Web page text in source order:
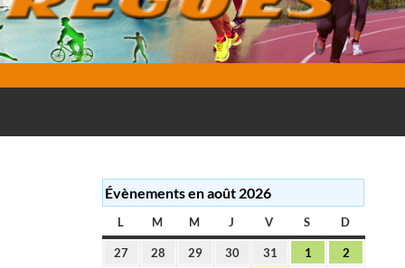
Évènements en août 2026
L LUNDI
M MARDI
M MERCREDI
J JEUDI
V VENDREDI
S SAMEDI
D
27 28 29 30 31 1 2